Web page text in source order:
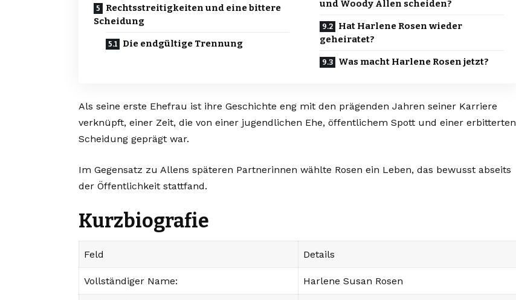
Rechtsstreitigkeiten und eine bittere
Scheidung
Die endgültige Trennung
und Woody Allen scheiden?
Hat Harlene Rosen wieder
geheiratet?
Was macht Harlene Rosen jetzt?
Als seine erste Ehefrau ist ihre Geschichte eng mit den prägenden Jahren seiner Karriere
verknüpft, einer Zeit, die von einer jugendlichen Ehe, öffentlichem Spott und einer erbitterten
Scheidung geprägt war.
Im Gegensatz zu Allens späteren Partnerinnen wählte Rosen ein Leben, das bewusst abseits
der Öffentlichkeit stattfand.
Kurzbiografie
Feld Details
Vollständiger Name: Harlene Susan Rosen